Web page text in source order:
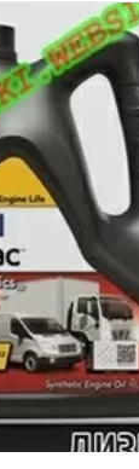
производства.